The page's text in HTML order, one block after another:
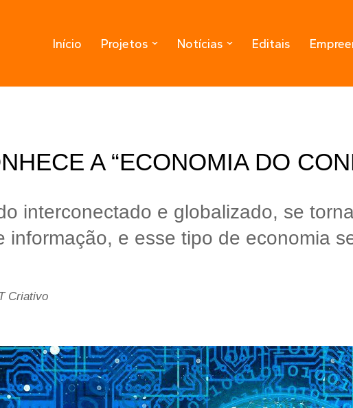
Início Projetos Notícias Editais
A “ECONOMIA DO
interconectado e globalizado, se
informação, e esse tipo de economia
Criativo